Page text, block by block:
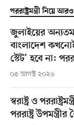
পররাষ্ট্রমন্ত্রী নিয়ে
জুলাইয়ের
বাংলাদেশ
স্টেট’ হবে না:
০৫ আগস্ট ২০২৬
স্বরাষ্ট্র ও
পররাষ্ট্র উপমন্ত্রীর